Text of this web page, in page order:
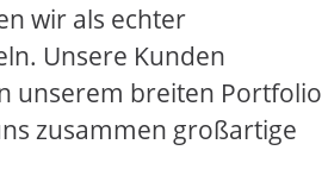
wir als echter
Unsere Kunden
unserem breiten Portfolio
zusammen großartige